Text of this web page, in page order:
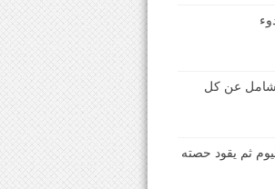
شامل عن كل
ثم يقود حصته